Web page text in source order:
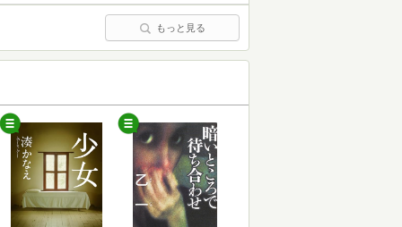
もっと見る